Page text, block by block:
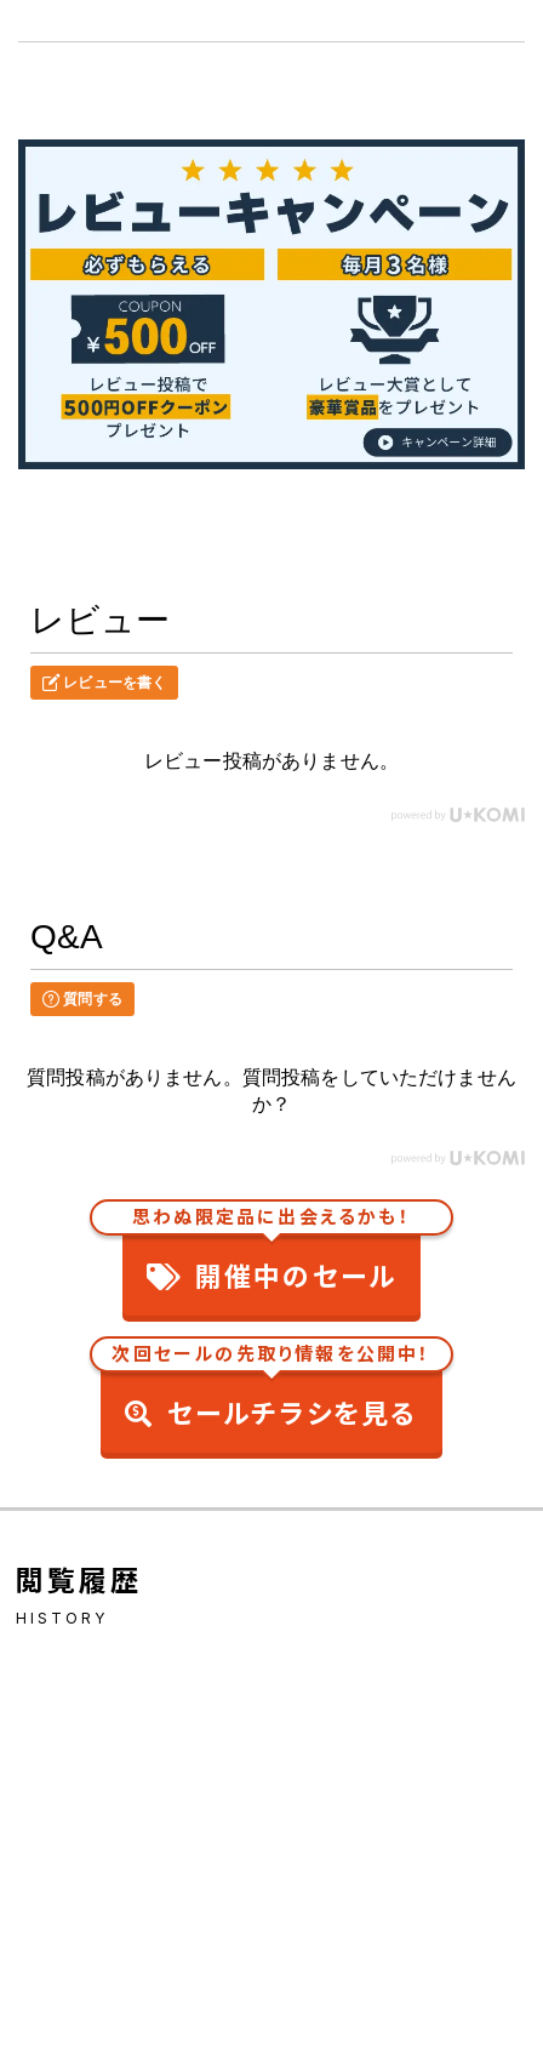
レビュー
レビューを書く
レビュー投稿がありません。
Q&A
質問する
質問投稿がありません。質問投稿をしていただけません
か？
思わぬ限定品に出会えるかも！
開催中のセール
次回セールの先取り情報を公開中！
セールチラシを見る
閲覧履歴
HISTORY